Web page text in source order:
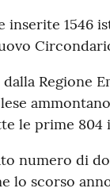
inserite 1546
Regione
le prime 804
numero di
lo scorso